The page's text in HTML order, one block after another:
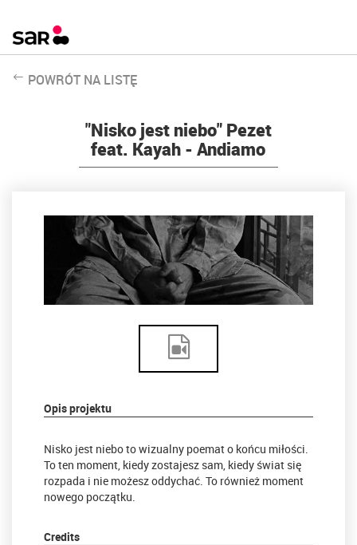
POWRÓT NA LISTĘ
"Nisko jest niebo" Pezet
feat. Kayah - Andiamo
Opis projektu
Nisko jest niebo to wizualny poemat o końcu miłości.
To ten moment, kiedy zostajesz sam, kiedy świat się
rozpada i nie możesz oddychać. To również moment
nowego początku.
Credits